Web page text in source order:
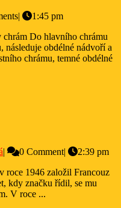
|
1:45 pm
následuje obdélné nádvoří a
chrámu, temné obdélné
Jolana
| 0 Comment|
2:39 pm
kdy značku řídil, se mu
V roce ...